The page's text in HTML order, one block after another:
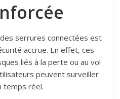
serrures connectées est
accrue. En effet, ces
liés à la perte ou au vol
peuvent surveiller
temps réel.